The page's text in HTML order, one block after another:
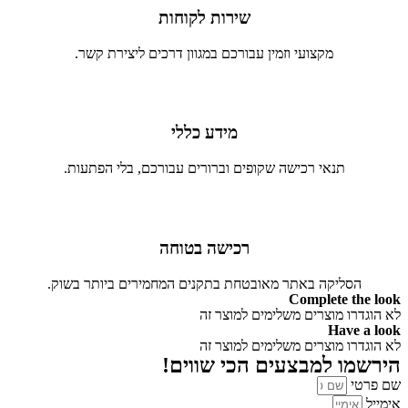
שירות לקוחות
מקצועי וזמין עבורכם במגוון דרכים ליצירת קשר.
מידע כללי
תנאי רכישה שקופים וברורים עבורכם, בלי הפתעות.
רכישה בטוחה
הסליקה באתר מאובטחת בתקנים המחמירים ביותר בשוק.
Complete the look
לא הוגדרו מוצרים משלימים למוצר זה
Have a look
לא הוגדרו מוצרים משלימים למוצר זה
הירשמו למבצעים הכי שווים!
שם פרטי
אימייל